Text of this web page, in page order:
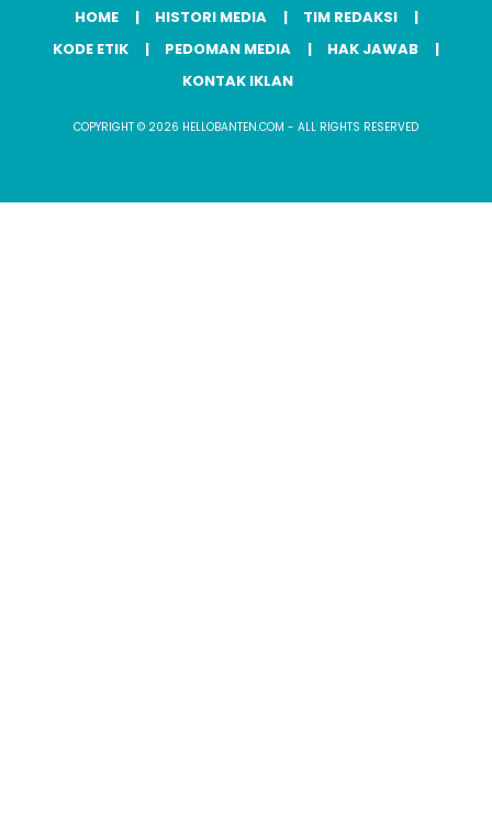
HOME HISTORI MEDIA
TIM REDAKSI
KODE ETIK
PEDOMAN MEDIA
HAK JAWAB
KONTAK IKLAN
COPYRIGHT © 2026 HELLOBANTEN.COM - ALL RIGHTS RESERVED